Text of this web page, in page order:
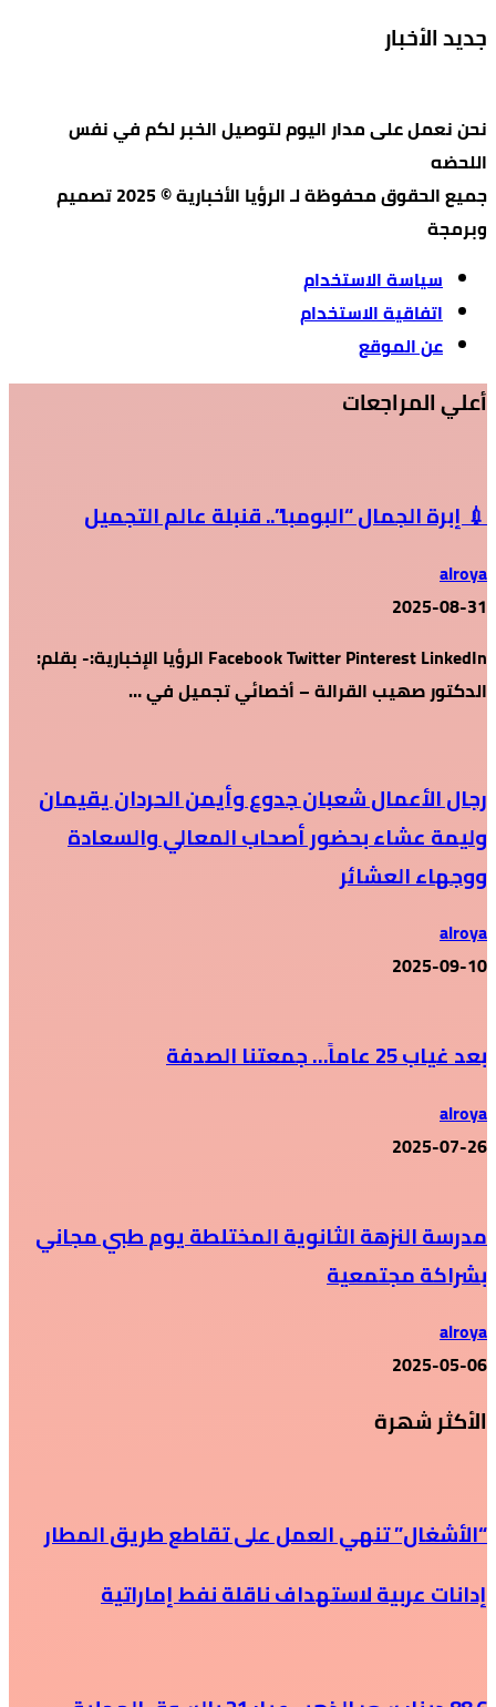
جديد الأخبار
نحن نعمل على مدار اليوم لتوصيل الخبر لكم في نفس
اللحضه
جميع الحقوق محفوظة لـ الرؤيا الأخبارية © 2025 تصميم
وبرمجة
سياسة الاستخدام
اتفاقية الاستخدام
عن الموقع
أعلي المراجعات
💉 إبرة الجمال “البومبا”.. قنبلة عالم التجميل
alroya
2025-08-31
Facebook Twitter Pinterest LinkedIn الرؤيا الإخبارية:- بقلم:
الدكتور صهيب القرالة – أخصائي تجميل في …
رجال الأعمال شعبان جدوع وأيمن الحردان يقيمان
وليمة عشاء بحضور أصحاب المعالي والسعادة
ووجهاء العشائر
alroya
2025-09-10
بعد غياب 25 عاماً… جمعتنا الصدفة
alroya
2025-07-26
مدرسة النزهة الثانوية المختلطة يوم طبي مجاني
بشراكة مجتمعية
alroya
2025-05-06
الأكثر شهرة
“الأشغال” تنهي العمل على تقاطع طريق المطار
إدانات عربية لاستهداف ناقلة نفط إماراتية